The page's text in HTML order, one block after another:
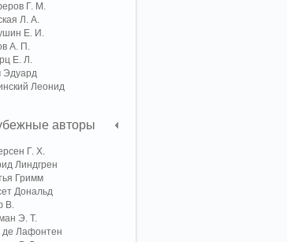
Г. М.
Л. А.
Е. И.
А. П.
Е. Л.
Эдуард
Леонид
авторы
Г. Х.
Линдгрен
Гримм
Дональд
В.
Э. Т.
Лафонтен